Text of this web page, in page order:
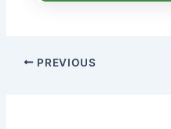
PREVIOUS